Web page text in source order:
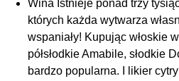
Wina Istnieje ponad trzy
których każda wytwarza
wspaniały! Kupując włoskie
półsłodkie Amabile, słodkie
bardzo popularna. I likier